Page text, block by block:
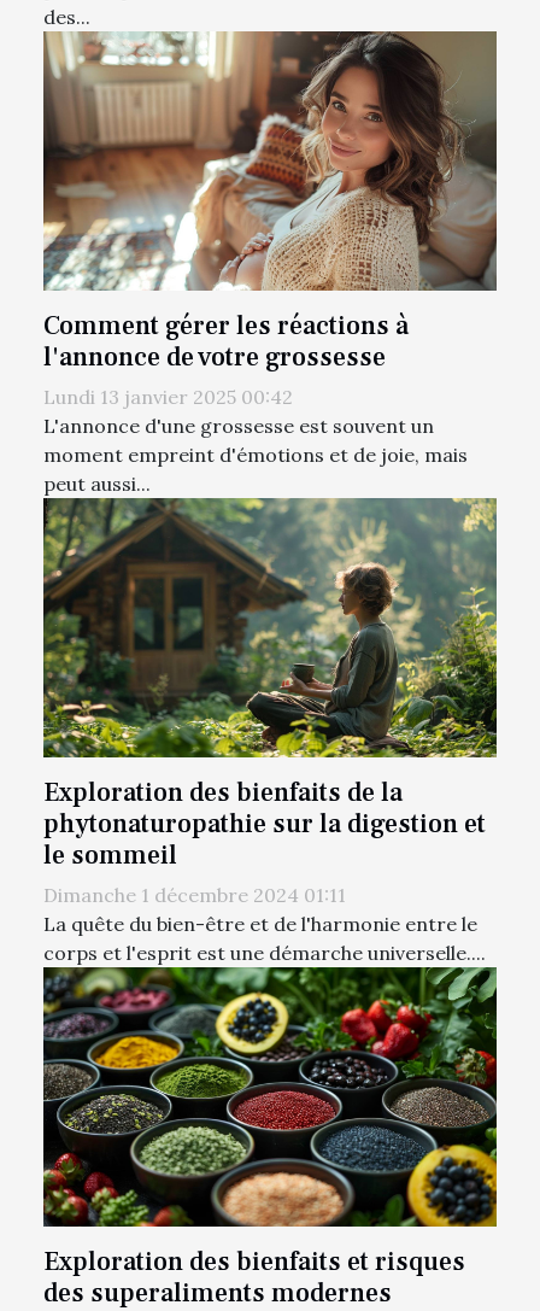
des...
Comment gérer les réactions à
l'annonce de votre grossesse
Lundi 13 janvier 2025 00:42
L'annonce d'une grossesse est souvent un
moment empreint d'émotions et de joie, mais
peut aussi...
Exploration des bienfaits de la
phytonaturopathie sur la digestion et
le sommeil
Dimanche 1 décembre 2024 01:11
La quête du bien-être et de l'harmonie entre le
corps et l'esprit est une démarche universelle....
Exploration des bienfaits et risques
des superaliments modernes